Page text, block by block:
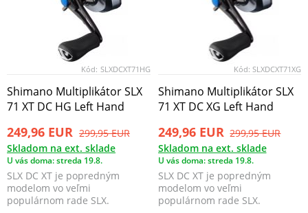
Kód: SLXDCXT71HG
Shimano Multiplikátor SLX
71 XT DC HG Left Hand
249,96 EUR 299,95 EUR
Skladom na ext. sklade
U vás doma: streda 19.8.
SLX DC XT je popredným
modelom vo veľmi
populárnom rade SLX.
Kód: SLXDCXT71XG
Shimano Multiplikátor SLX
71 XT DC XG Left Hand
249,96 EUR 299,95 EUR
Skladom na ext. sklade
U vás doma: streda 19.8.
SLX DC XT je popredným
modelom vo veľmi
populárnom rade SLX.